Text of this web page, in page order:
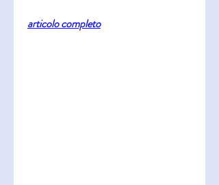
articolo completo